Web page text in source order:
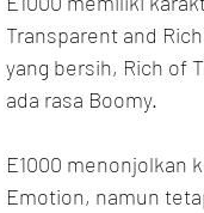
Transparent and
yang bersih, Rich of
ada rasa Boomy.
E1000 menonjolkan
Emotion, namun